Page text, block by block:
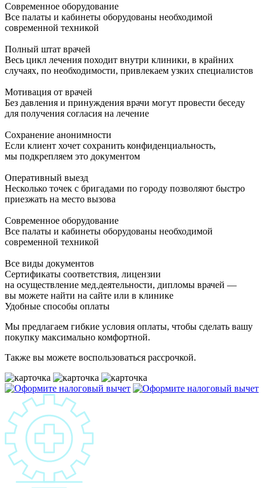
Современное оборудование
Все палаты и кабинеты оборудованы необходимой
современной техникой
Полный штат врачей
Весь цикл лечения походит внутри клиники, в крайних
случаях, по необходимости, привлекаем узких специалистов
Мотивация от врачей
Без давления и принуждения врачи могут провести беседу
для получения согласия на лечение
Сохранение анонимности
Если клиент хочет сохранить конфиденциальность,
мы подкрепляем это документом
Оперативный выезд
Несколько точек с бригадами по городу позволяют быстро
приезжать на место вызова
Современное оборудование
Все палаты и кабинеты оборудованы необходимой
современной техникой
Все виды документов
Сертификаты соответствия, лицензии
на осуществление мед.деятельности, дипломы врачей —
вы можете найти на сайте или в клинике
Удобные способы оплаты
Мы предлагаем гибкие условия оплаты, чтобы сделать вашу
покупку максимально комфортной.
Также вы можете воспользоваться рассрочкой.